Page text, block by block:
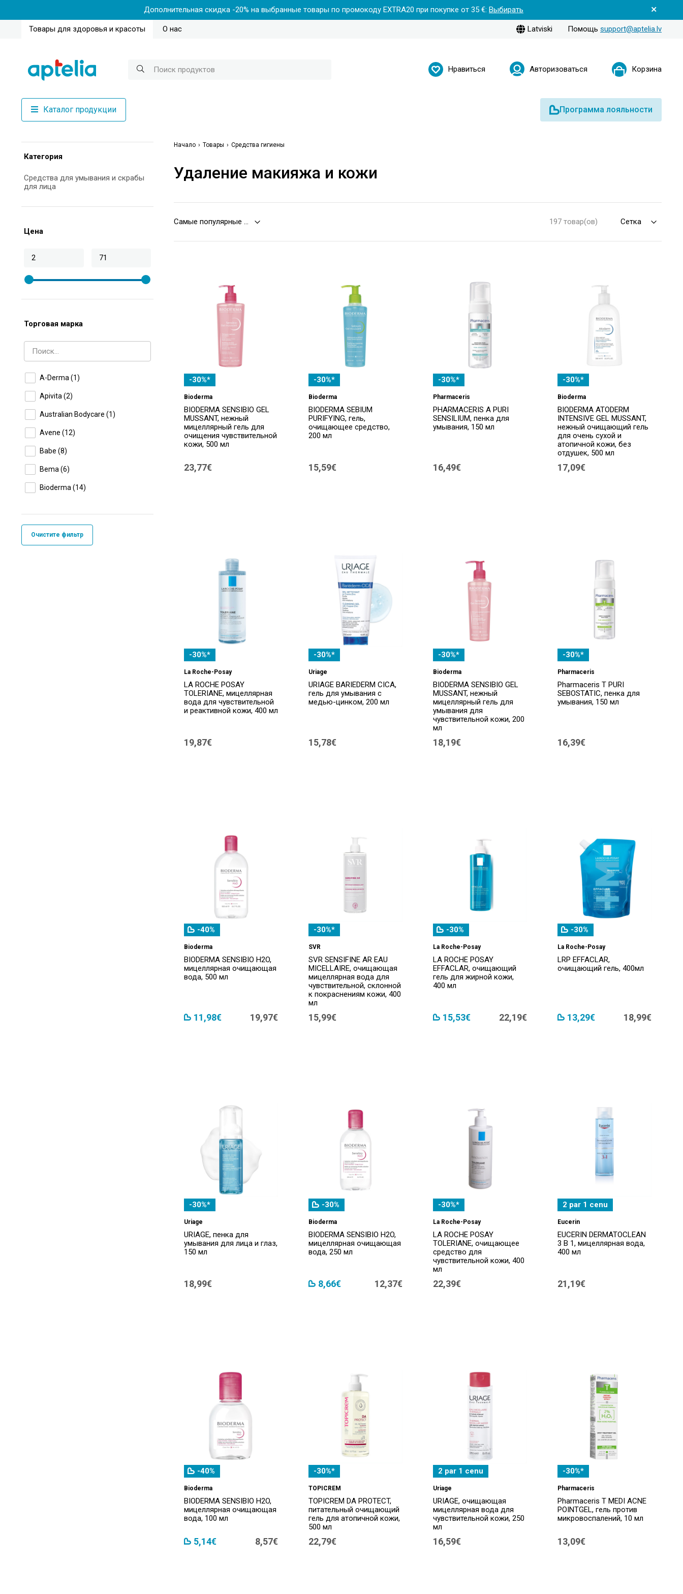
Дополнительная скидка -20% на выбранные товары по промокоду EXTRA20 при покупке от 35 €: Выбирать
Товары для здоровья и красоты О нас Latviski Помощь support@aptelia.lv
Нравиться Авторизоваться Корзина
Каталог продукции Программа лояльности
Категория
Средства для умывания и скрабы
для лица
Цена
Торговая марка
A-Derma (1)
Apivita (2)
Australian Bodycare (1)
Avene (12)
Babe (8)
Bema (6)
Bioderma (14)
Dead Sea(6)
Очистите фильтр
Начало Товары Средства гигиены
Удаление макияжа и кожи
197 товар(ов)
-30%*
Bioderma
BIODERMA SENSIBIO GEL
MUSSANT, нежный
мицеллярный гель для
очищения чувствительной
кожи, 500 мл
23,77€
-30%*
Bioderma
BIODERMA SEBIUM
PURIFYING, гель,
очищающее средство,
200 мл
15,59€
-30%*
Pharmaceris
PHARMACERIS A PURI
SENSILIUM, пенка для
умывания, 150 мл
16,49€
-30%*
Bioderma
BIODERMA ATODERM
INTENSIVE GEL MUSSANT,
нежный очищающий гель
для очень сухой и
атопичной кожи, без
отдушек, 500 мл
17,09€
-30%*
La Roche-Posay
LA ROCHE POSAY
TOLERIANE, мицеллярная
вода для чувствительной
и реактивной кожи, 400 мл
19,87€
-30%*
Uriage
URIAGE BARIEDERM CICA,
гель для умывания с
медью-цинком, 200 мл
15,78€
-30%*
Bioderma
BIODERMA SENSIBIO GEL
MUSSANT, нежный
мицеллярный гель для
умывания для
чувствительной кожи, 200
мл
18,19€
-30%*
Pharmaceris
Pharmaceris T PURI
SEBOSTATIC, пенка для
умывания, 150 мл
16,39€
-40%
Bioderma
BIODERMA SENSIBIO H2O,
мицеллярная очищающая
вода, 500 мл
11,98€ 19,97€
-30%*
SVR
SVR SENSIFINE AR EAU
MICELLAIRE, очищающая
мицеллярная вода для
чувствительной, склонной
к покраснениям кожи, 400
мл
15,99€
-30%
La Roche-Posay
LA ROCHE POSAY
EFFACLAR, очищающий
гель для жирной кожи,
400 мл
15,53€ 22,19€
-30%
La Roche-Posay
LRP EFFACLAR,
очищающий гель, 400мл
13,29€ 18,99€
-30%*
Uriage
URIAGE, пенка для
умывания для лица и глаз,
150 мл
18,99€
-30%
Bioderma
BIODERMA SENSIBIO H2O,
мицеллярная очищающая
вода, 250 мл
8,66€ 12,37€
-30%*
La Roche-Posay
LA ROCHE POSAY
TOLERIANE, очищающее
средство для
чувствительной кожи, 400
мл
22,39€
2 par 1 cenu
Eucerin
EUCERIN DERMATOCLEAN
3 В 1, мицеллярная вода,
400 мл
21,19€
-40%
Bioderma
BIODERMA SENSIBIO H2O,
мицеллярная очищающая
вода, 100 мл
5,14€ 8,57€
-30%*
TOPICREM
TOPICREM DA PROTECT,
питательный очищающий
гель для атопичной кожи,
500 мл
22,79€
2 par 1 cenu
Uriage
URIAGE, очищающая
мицеллярная вода для
чувствительной кожи, 250
мл
16,59€
-30%*
Pharmaceris
Pharmaceris T MEDI ACNE
POINTGEL, гель против
микровоспалений, 10 мл
13,09€